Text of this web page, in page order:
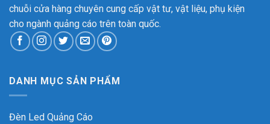
chuỗi cửa hàng chuyên cung cấp vật tư, vật liệu, phụ kiện
cho ngành quảng cáo trên toàn quốc.
DANH MỤC SẢN PHẨM
Đèn Led Quảng Cáo